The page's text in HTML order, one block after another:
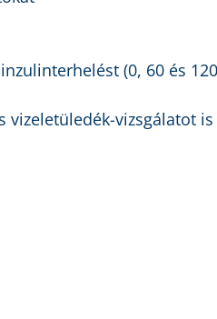
(0, 60 és
vizeletüledék-vizsgálatot